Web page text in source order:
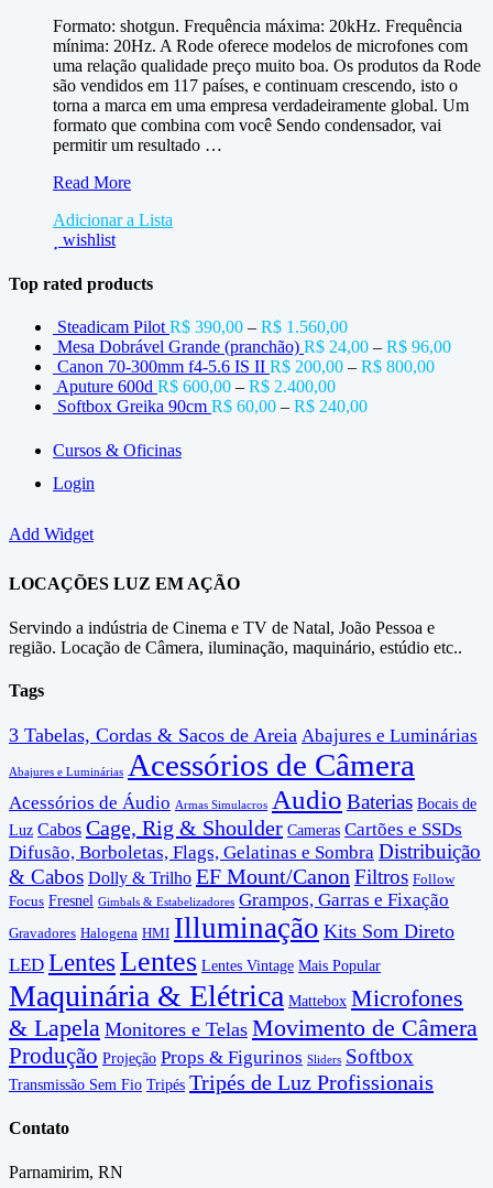
Formato: shotgun. Frequência máxima: 20kHz. Frequência
mínima: 20Hz. A Rode oferece modelos de microfones com
uma relação qualidade preço muito boa. Os produtos da Rode
são vendidos em 117 países, e continuam crescendo, isto o
torna a marca em uma empresa verdadeiramente global. Um
formato que combina com você Sendo condensador, vai
permitir um resultado …
Microfone
NTG-
Read More
Adicionar a Lista
wishlist
Top rated products
Steadicam Pilot R$ 390,00 – R$ 1.560,00
Mesa Dobrável Grande (pranchão) R$ 24,00 – R$ 96,00
Canon 70-300mm f4-5.6 IS II R$ 200,00 – R$ 800,00
Aputure 600d R$ 600,00 – R$ 2.400,00
Softbox Greika 90cm R$ 60,00 – R$ 240,00
Cursos & Oficinas
Login
Add Widget
LOCAÇÕES LUZ EM AÇÃO
Servindo a indústria de Cinema e TV de Natal, João Pessoa e
região. Locação de Câmera, iluminação, maquinário, estúdio etc..
Tags
3 Tabelas, Cordas & Sacos de Areia Abajures e Luminárias
Abajures e Luminárias Acessórios de Câmera
Acessórios de Áudio Armas Simulacros Audio Baterias Bocais de
Luz Cabos Cage, Rig & Shoulder Cameras Cartões e SSDs
Difusão, Borboletas, Flags, Gelatinas e Sombra Distribuição
& Cabos Dolly & Trilho EF Mount/Canon Filtros Follow
Focus Fresnel Gimbals & Estabelizadores Grampos, Garras e Fixação
Gravadores Halogena HMI Illuminação Kits Som Direto
LED Lentes Lentes Lentes Vintage Mais Popular
Maquinária & Elétrica Mattebox Microfones
& Lapela Monitores e Telas Movimento de Câmera
Produção Projeção Props & Figurinos Sliders Softbox
Transmissão Sem Fio Tripés Tripés de Luz Profissionais
Contato
Parnamirim, RN